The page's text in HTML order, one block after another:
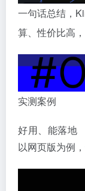
一句话总结，
算、性价比高
实测案例
好用、能落地
以网页版为例